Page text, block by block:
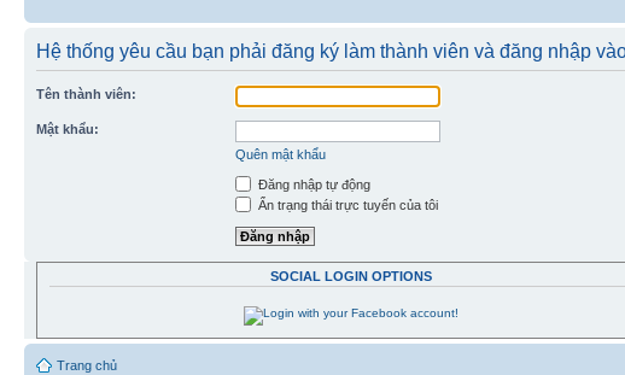
Hệ thống yêu cầu bạn phải đăng ký làm thành viên và đăng nhập
Tên thành viên:
Mật khẩu:
Quên mật khẩu
Đăng nhập tự động
Ẩn trạng thái trực tuyến của tôi
SOCIAL LOGIN OPTIONS
Trang chủ